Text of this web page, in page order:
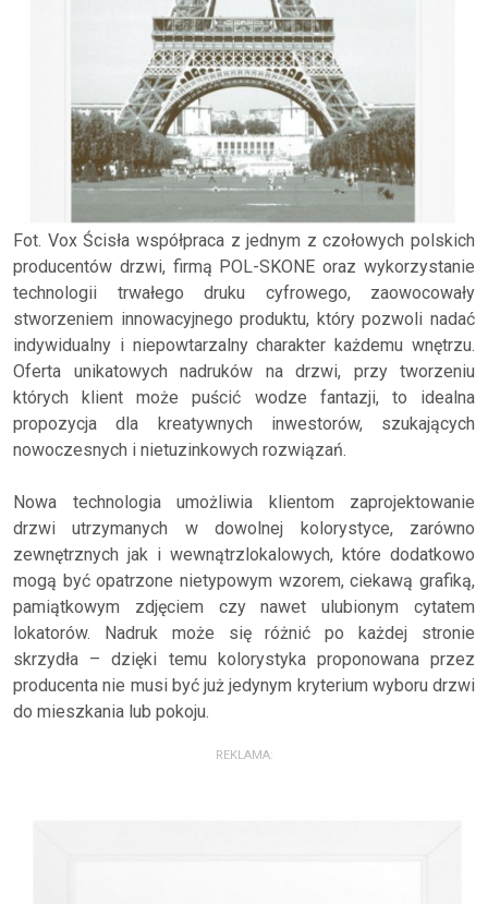
Fot. Vox Ścisła współpraca z jednym z czołowych polskich
producentów drzwi, firmą POL-SKONE oraz wykorzystanie
technologii trwałego druku cyfrowego, zaowocowały
stworzeniem innowacyjnego produktu, który pozwoli nadać
indywidualny i niepowtarzalny charakter każdemu wnętrzu.
Oferta unikatowych nadruków na drzwi, przy tworzeniu
których klient może puścić wodze fantazji, to idealna
propozycja dla kreatywnych inwestorów, szukających
nowoczesnych i nietuzinkowych rozwiązań.
Nowa technologia umożliwia klientom zaprojektowanie
drzwi utrzymanych w dowolnej kolorystyce, zarówno
zewnętrznych jak i wewnątrzlokalowych, które dodatkowo
mogą być opatrzone nietypowym wzorem, ciekawą grafiką,
pamiątkowym zdjęciem czy nawet ulubionym cytatem
lokatorów. Nadruk może się różnić po każdej stronie
skrzydła – dzięki temu kolorystyka proponowana przez
producenta nie musi być już jedynym kryterium wyboru drzwi
do mieszkania lub pokoju.
REKLAMA: